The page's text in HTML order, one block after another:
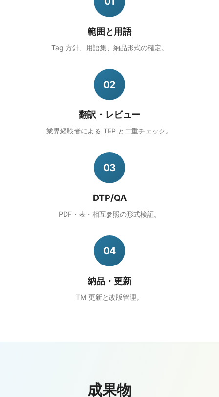
範囲と用語
Tag 方針、用語集、納品形式の確定。
02
翻訳・レビュー
業界経験者による TEP と二重チェック。
03
DTP/QA
PDF・表・相互参照の形式検証。
04
納品・更新
TM 更新と改版管理。
成果物